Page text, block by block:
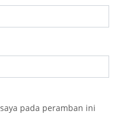
pada peramban ini